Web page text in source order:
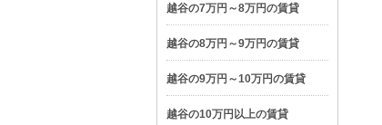
越谷の7万円～8万円の賃貸
越谷の8万円～9万円の賃貸
越谷の9万円～10万円の賃貸
越谷の10万円以上の賃貸